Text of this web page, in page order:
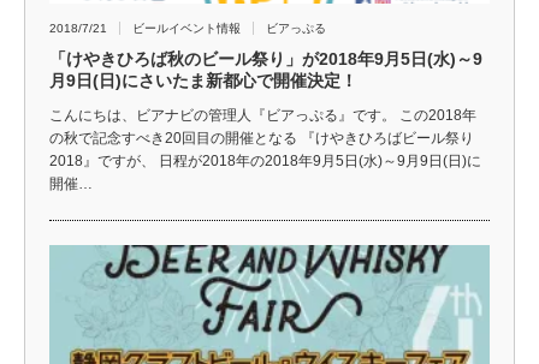
2018/7/21 ビールイベント情報 ビアっぷる
「けやきひろば秋のビール祭り」が2018年9月5日(水)～9
月9日(日)にさいたま新都心で開催決定！
こんにちは、ビアナビの管理人『ビアっぷる』です。 この2018年
の秋で記念すべき20回目の開催となる 『けやきひろばビール祭り
2018』ですが、 日程が2018年の2018年9月5日(水)～9月9日(日)に
開催…